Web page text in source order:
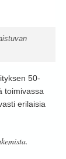
50-
toimivassa
erilaisia